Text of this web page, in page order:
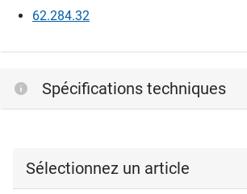
62.284.32
Spécifications techniques
Sélectionnez un article